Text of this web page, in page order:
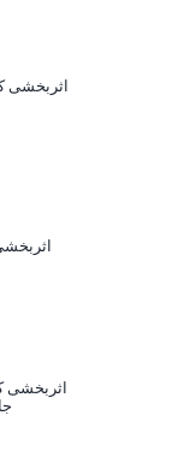
اثربخشی
اثربخشی